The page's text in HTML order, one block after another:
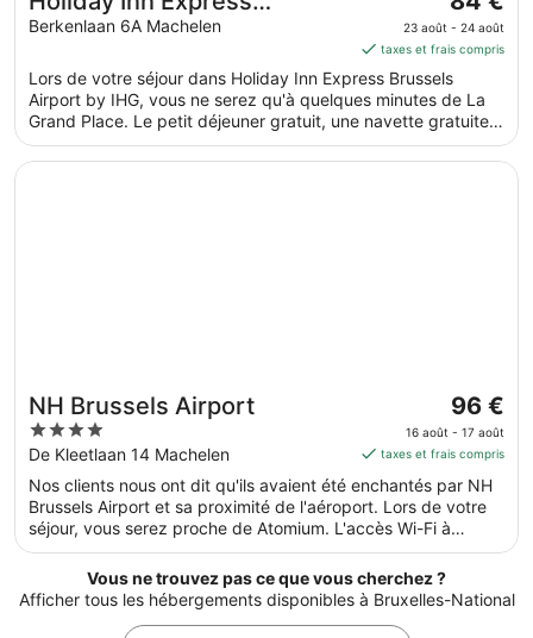
Brussels Airport by IHG
Berkenlaan 6A Machelen
prix
est
de 84 €
par
nuit
du 23
août
23 août - 24 août
taxes et frais compris
Lors de votre séjour dans Holiday Inn Express Brussels
Airport by IHG, vous ne serez qu'à quelques minutes de La
Grand Place. Le petit déjeuner gratuit, une navette gratuite
vers et depuis l'aéroport et un restaurant sont disponibles.
NH Brussels Airport
4
out
of
5
De Kleetlaan 14 Machelen
Le
prix
est
de 96 €
par
nuit
au 17
96 €
16 août - 17 août
taxes et frais compris
Nos clients nous ont dit qu'ils avaient été enchantés par NH
Brussels Airport et sa proximité de l'aéroport. Lors de votre
séjour, vous serez proche de Atomium. L'accès Wi-Fi à
Internet gratuit, une navette gratuite vers et depuis
l'aéroport et un restaurant sont disponibles. Cet
hébergement propose des services et équipements pour
chouchouter les boules de tous poils, notamment des
S’ouvre dans une nouvelle fenêtre
NH Brussels Airport
Vous ne trouvez pas ce que vous cherchez ?
Afficher tous les hébergements disponibles à Bruxelles-National